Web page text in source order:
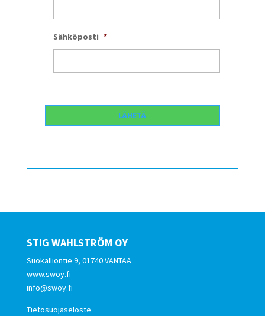
Sähköposti *
STIG WAHLSTRÖM OY
Suokalliontie 9, 01740 VANTAA
www.swoy.fi
info@swoy.fi
Tietosuojaseloste